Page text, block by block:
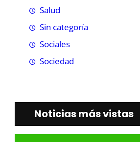
Salud
Sin categoría
Sociales
Sociedad
Noticias más vistas